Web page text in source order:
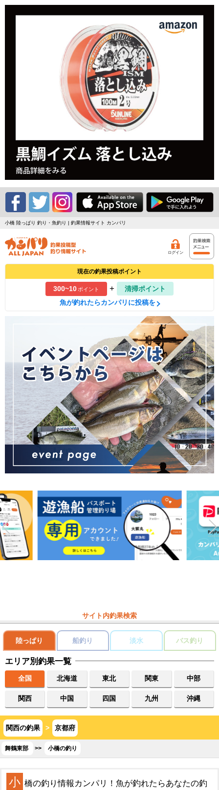
小橋 陸っぱり 釣り・魚釣り | 釣果情報サイト カンパリ
ログイン
現在の釣果投稿ポイント
300~10ポイント +
清掃ポイント
魚が釣れたらカンパリに投稿を
サイト内釣果検索
陸っぱり 船釣り 淡水 バス釣り
エリア別釣果一覧
全国 北海道 東北 関東 中部
関西 中国 四国 九州 沖縄
関西の釣果 > 京都府
舞鶴東部 >> 小橋の釣り
小 橋の釣り情報カンパリ！魚が釣れたらあなたの釣